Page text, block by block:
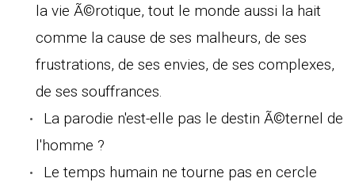
la vie Ã©rotique, tout le monde aussi la hait
comme la cause de ses malheurs, de ses
frustrations, de ses envies, de ses complexes,
de ses souffrances.
La parodie n'est-elle pas le destin Ã©ternel de
l'homme ?
Le temps humain ne tourne pas en cercle